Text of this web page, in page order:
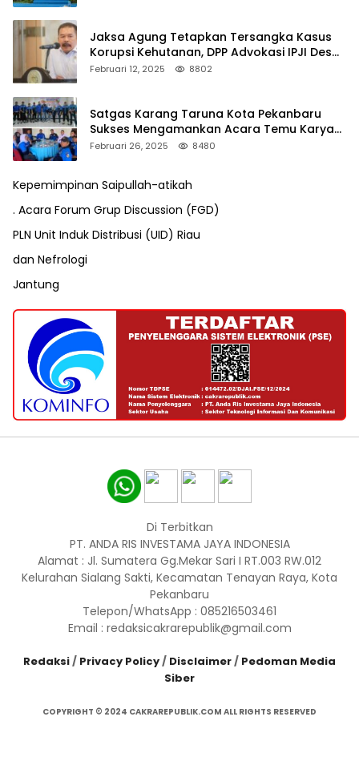
Jaksa Agung Tetapkan Tersangka Kasus
Korupsi Kehutanan, DPP Advokasi IPJI Desak
Pengusutan Pajak RAPP
Februari 12, 2025 8802
Satgas Karang Taruna Kota Pekanbaru
Sukses Mengamankan Acara Temu Karya
VII Karang Taruna Pekanbaru
Februari 26, 2025 8480
Kepemimpinan Saipullah-atikah
. Acara Forum Grup Discussion (FGD)
PLN Unit Induk Distribusi (UID) Riau
dan Nefrologi
Jantung
Di Terbitkan
PT. ANDA RIS INVESTAMA JAYA INDONESIA
Alamat : Jl. Sumatera Gg.Mekar Sari I RT.003 RW.012
Kelurahan Sialang Sakti, Kecamatan Tenayan Raya, Kota
Pekanbaru
Telepon/WhatsApp : 085216503461
Email : redaksicakrarepublik@gmail.com
Redaksi/ Privacy Policy/ Disclaimer/ Pedoman Media
Siber
COPYRIGHT © 2024 CAKRAREPUBLIK.COM ALL RIGHTS RESERVED